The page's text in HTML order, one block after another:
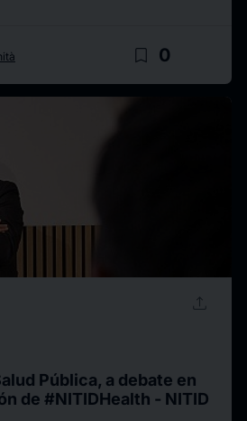
bookmark_border 0
upload
Pública, a debate en
de #NITIDHealth - NITID